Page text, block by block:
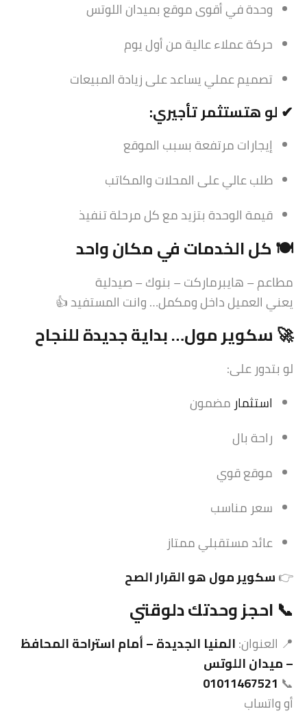
وحدة في أقوى موقع بميدان اللوتس
حركة عملاء عالية من أول يوم
تصميم عملي يساعد على زيادة المبيعات
✔ لو هتستثمر تأجيري:
إيجارات مرتفعة بسبب الموقع
طلب عالي على المحلات والمكاتب
قيمة الوحدة بتزيد مع كل مرحلة تنفيذ
🍽️ كل الخدمات في مكان واحد
مطاعم – هايبرماركت – بنوك – صيدلية
يعني العميل داخل ومكمل… وانت المستفيد 👍
🚀 سكوير مول… بداية جديدة للنجاح
لو بتدور على:
استثمار مضمون
راحة بال
موقع قوي
سعر مناسب
عائد مستقبلي ممتاز
👉سكوير مول هو القرار الصح
📞 احجز وحدتك دلوقتي
📍 العنوان:المنيا الجديدة – أمام استراحة المحافظ
– ميدان اللوتس
📞
01011467521
أو واتساب